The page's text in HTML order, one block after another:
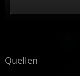
Quellen